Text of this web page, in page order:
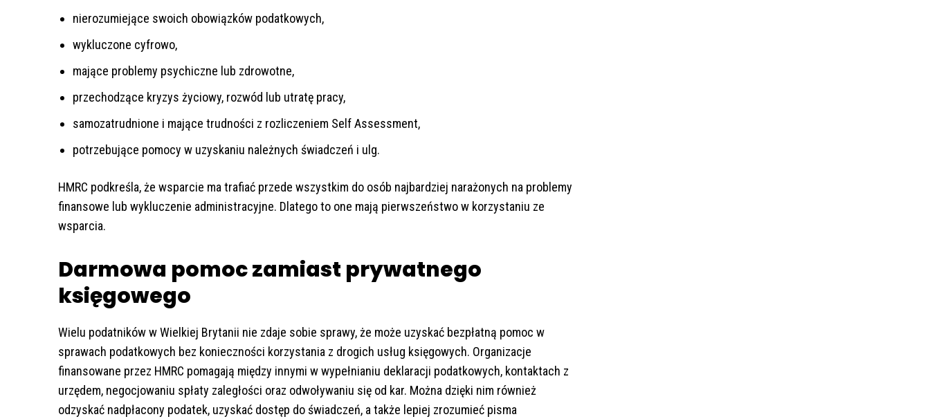
nierozumiejące swoich obowiązków podatkowych,
wykluczone cyfrowo,
mające problemy psychiczne lub zdrowotne,
przechodzące kryzys życiowy, rozwód lub utratę pracy,
samozatrudnione i mające trudności z rozliczeniem Self Assessment,
potrzebujące pomocy w uzyskaniu należnych świadczeń i ulg.
HMRC podkreśla, że wsparcie ma trafiać przede wszystkim do osób najbardziej narażonych na problemy
finansowe lub wykluczenie administracyjne. Dlatego to one mają pierwszeństwo w korzystaniu ze
wsparcia.
Darmowa pomoc zamiast prywatnego
księgowego
Wielu podatników w Wielkiej Brytanii nie zdaje sobie sprawy, że może uzyskać bezpłatną pomoc w
sprawach podatkowych bez konieczności korzystania z drogich usług księgowych. Organizacje
finansowane przez HMRC pomagają między innymi w wypełnianiu deklaracji podatkowych, kontaktach z
urzędem, negocjowaniu spłaty zaległości oraz odwoływaniu się od kar. Można dzięki nim również
odzyskać nadpłacony podatek, uzyskać dostęp do świadczeń, a także lepiej zrozumieć pisma